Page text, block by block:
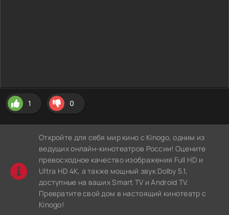
1 0
Откройте для себя мир кино с Kinogo, одним из
ведущих онлайн-кинотеатров России! Оцените
превосходное качество изображения Full HD и
Ultra HD 4K, а также мощный звук Dolby 5.1,
доступные на ваших Smart TV и Android TV.
Превратите свой дом в настоящий кинотеатр с
Kinogo!